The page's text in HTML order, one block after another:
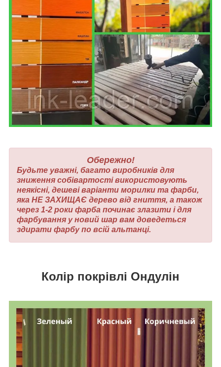
Обережно!
Будьте уважні, багато виробників для
зниження собівартості використовують
неякісні, дешеві варіанти морилки та фарби,
яка НЕ ЗАХИЩАЄ дерево від гниття, а також
через 1-2 роки фарба починає злазити і для
фарбування у новий шар вам доведеться
здирати фарбу по всій альтанці.
Колір покрівлі Ондулін